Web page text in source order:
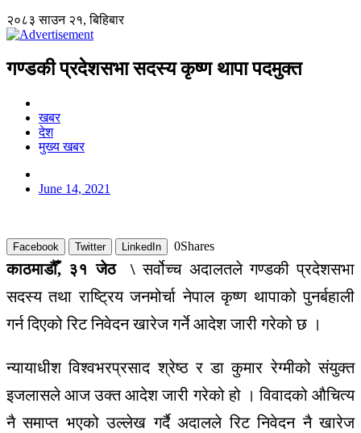
२०८३ साउन २१, बिहिबार
गण्डकी प्रदेशसभा सदस्य कृष्ण थापा पदमुक्त
खबर
देश
मुख्य खबर
June 14, 2021
Facebook Twitter LinkedIn 0Shares
काठमाडौँ, ३१ जेठ \सर्वोच्च अदालतले गण्डकी प्रदेशसभा
सदस्य तथा राष्ट्रिय जनमोर्चा नेपाल कृष्ण थापाको पुनर्बहाली
गर्न दिएको रिट निवेदन खारेज गर्ने आदेश जारी गरेको छ ।
न्यायाधीश विश्वभरप्रसाद श्रेष्ठ र डा कुमार रेग्मीको संयुक्त
इजलासले आज उक्त आदेश जारी गरेको हो । विवादको औचित्य
नै समाप्त भएको उल्लेख गर्दै अदालले रिट निवेदन नै खारेज